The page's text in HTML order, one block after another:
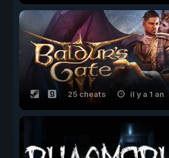
25 cheats il y a 1 an